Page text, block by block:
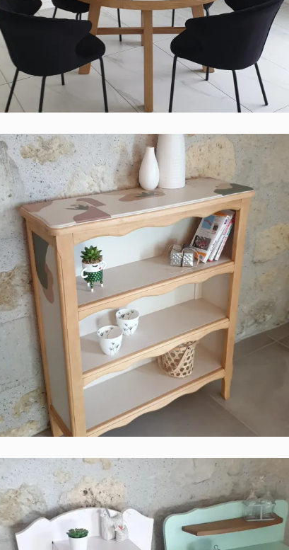
BIBUS AUX DECORS MINIMALISTES
Contemporain